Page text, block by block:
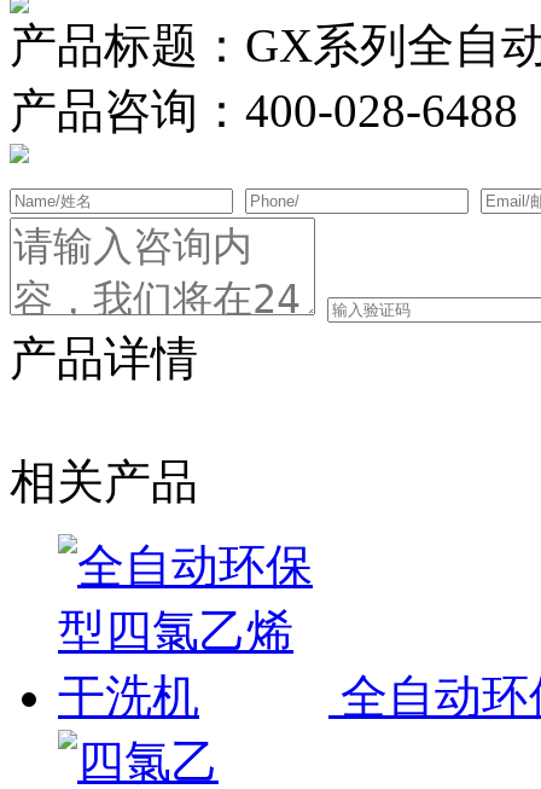
产品标题：GX系列全自
产品咨询： 400-028-6488
产品详情
相关产品
全自动